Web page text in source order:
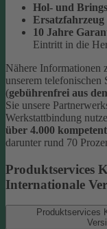
Hol- und
Ersatzfahrzeug
10 Jahre
Eintritt in die
Nähere Informationen
unserem telefonischen
(gebührenfrei aus
Sie unsere
Werkstattbindung
über 4.000
darunter rund 70
Produktservices
Internationale
Produktservices